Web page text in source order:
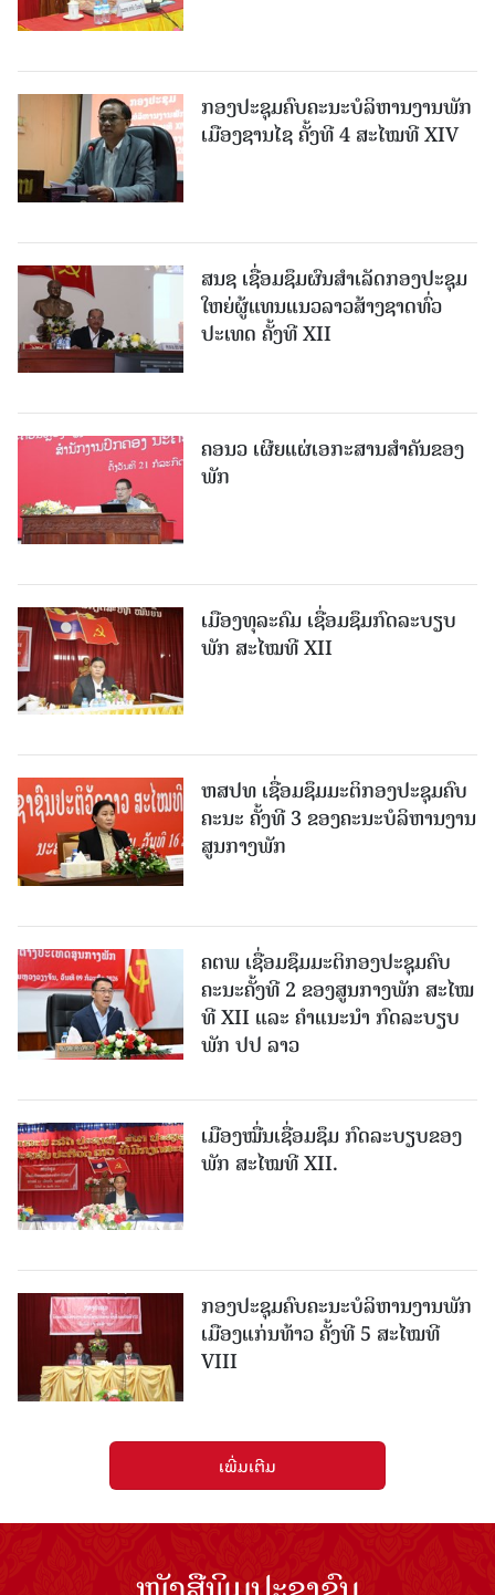
ກອງປະຊຸມຄົບຄະນະບໍລິຫານງານພັກ
ເມືອງຊານ​ໄຊ ຄັ້ງທີ 4 ສະໄໝທີ XIV
ສນຊ ເຊື່ອມຊຶມຜົນສໍາເລັດກອງປະຊຸມ
ໃຫຍ່ຜູ້ແທນແນວລາວສ້າງຊາດທົ່ວ
ປະເທດ ຄັ້ງທີ XII
ຄອນວ ເຜີຍແຜ່ເອກະສານສໍາຄັນຂອງ
ພັກ
ເມືອງທຸລະຄົມ ເຊື່ອມຊຶມກົດລະບຽບ
ພັກ ສະໄໝທີ XII
ຫສປທ ເຊື່ອມຊຶມມະຕິກອງປະຊຸມຄົບ
ຄະນະ ຄັ້ງທີ 3 ຂອງຄະນະບໍລິຫານງານ
ສູນກາງພັກ
ຄຕພ ເຊື່ອມຊຶມມະຕິກອງປະຊຸມຄົບ
ຄະນະຄັ້ງທີ 2 ຂອງສູນກາງພັກ ສະໄໝ
ທີ XII ແລະ ຄໍາແນະນໍາ ກົດລະບຽບ
ພັກ ປປ ລາວ
ເມືອງ​ໝື່ນເຊື່ອມຊຶມ ກົດລະບຽບຂອງ
ພັກ ສະໄໝທີ XII.
ກອງປະຊຸມຄົບຄະນະບໍລິຫານງານພັກ
ເມືອງແກ່ນ​ທ້າວ ຄັ້ງທີ 5 ສະໄໝທີ
VIII
ເພີ່ມເຕີມ